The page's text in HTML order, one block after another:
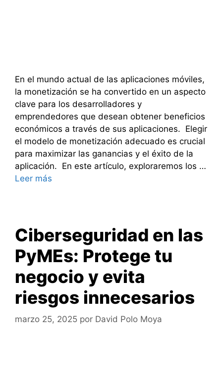
En el mundo actual de las aplicaciones móviles,
la monetización se ha convertido en un aspecto
clave para los desarrolladores y
emprendedores que desean obtener beneficios
económicos a través de sus aplicaciones. Elegir
el modelo de monetización adecuado es crucial
para maximizar las ganancias y el éxito de la
aplicación. En este artículo, exploraremos los …
Leer más
Ciberseguridad en las
PyMEs: Protege tu
negocio y evita
riesgos innecesarios
marzo 25, 2025 por David Polo Moya